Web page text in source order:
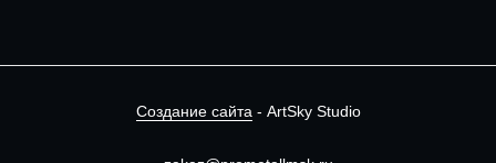
Создание сайта - ArtSky Studio